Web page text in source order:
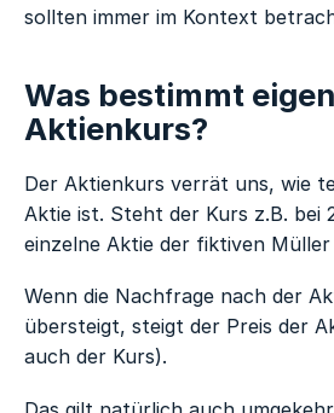
sollten immer im Kontext
Was bestimmt
Aktienkurs?
Der Aktienkurs verrät uns, wie
Aktie ist. Steht der Kurs z.B. bei
einzelne Aktie der fiktiven
Wenn die Nachfrage nach der
übersteigt, steigt der Preis der
auch der Kurs).